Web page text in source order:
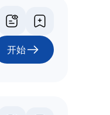
开始